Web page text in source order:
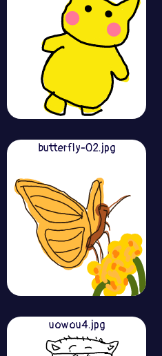
butterfly-02.jpg
uowou4.jpg